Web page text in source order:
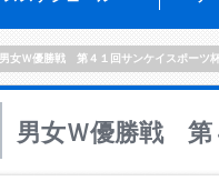
男女Ｗ優勝戦 第４１回サンケイスポーツ
男女Ｗ優勝戦 第